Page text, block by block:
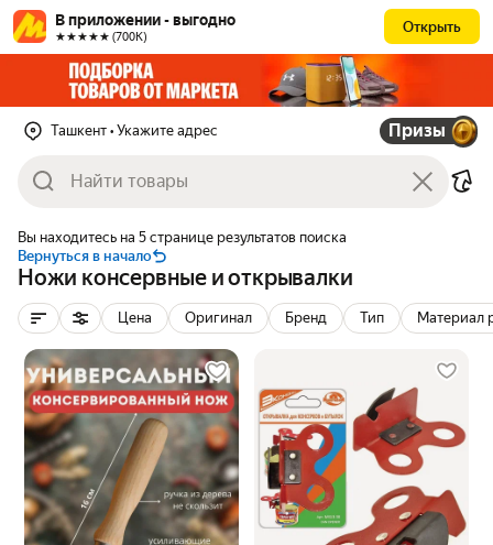
В приложении - выгодно
★★★★★ (700К)
Открыть
Ташкент • Укажите адрес Призы
Вы находитесь на 5 странице результатов поиска
Вернуться в начало
Ножи консервные и открывалки
Цена Оригинал Бренд Тип Материал